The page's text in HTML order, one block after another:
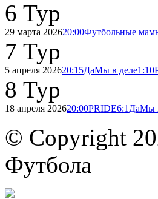
6 Тур
29 марта 202620:00Футбольные
7 Тур
5 апреля 202620:15ДаМы в деле1:10
8 Тур
18 апреля 202620:00PRIDE6:1 ДаМы
© Copyright
Футбола